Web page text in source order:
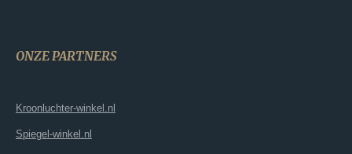
ONZE PARTNERS
Kroonluchter-winkel.nl
Spiegel-winkel.nl